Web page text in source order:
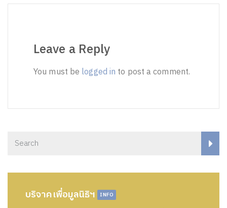
Leave a Reply
You must be logged in to post a comment.
บริจาคเพื่อมูลนิธิฯ INFO